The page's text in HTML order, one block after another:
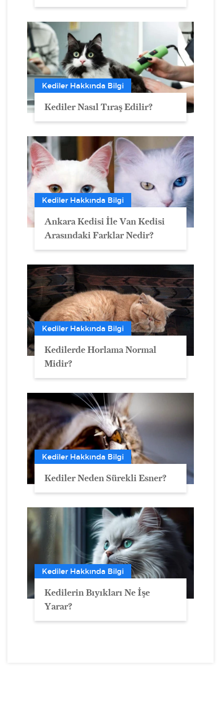
Kediler Hakkında Bilgi
Kediler Nasıl Tıraş Edilir?
Kediler Hakkında Bilgi
Ankara Kedisi İle Van Kedisi
Arasındaki Farklar Nedir?
Kediler Hakkında Bilgi
Kedilerde Horlama Normal
Midir?
Kediler Hakkında Bilgi
Kediler Neden Sürekli Esner?
Kediler Hakkında Bilgi
Kedilerin Bıyıkları Ne İşe
Yarar?